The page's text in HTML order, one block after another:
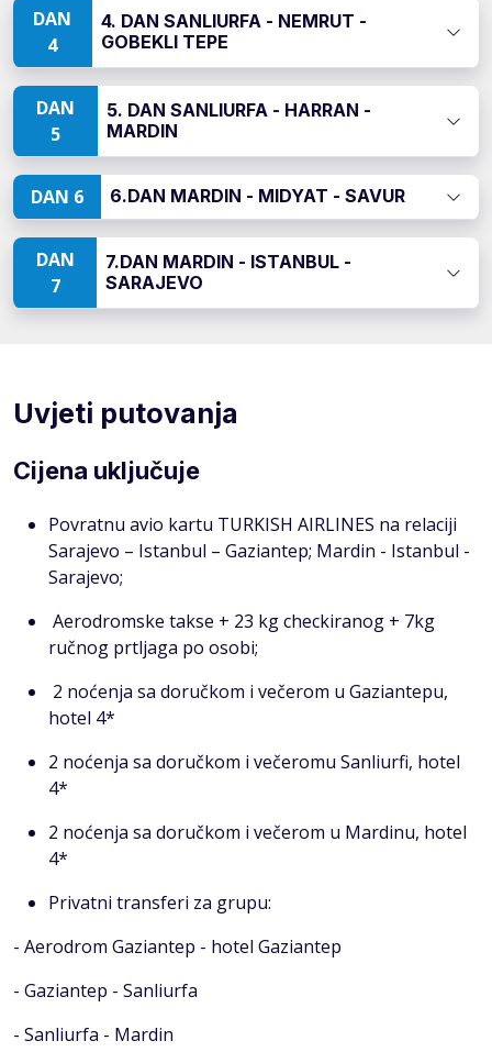
DAN
4
4. DAN SANLIURFA - NEMRUT -
GOBEKLI TEPE
DAN
5
5. DAN SANLIURFA - HARRAN -
MARDIN
DAN 6 6.DAN MARDIN - MIDYAT - SAVUR
DAN
7
7.DAN MARDIN - ISTANBUL -
SARAJEVO
Uvjeti putovanja
Cijena uključuje
Povratnu avio kartu TURKISH AIRLINES na relaciji
Sarajevo – Istanbul – Gaziantep; Mardin - Istanbul -
Sarajevo;
Aerodromske takse + 23 kg checkiranog + 7kg
ručnog prtljaga po osobi;
2 noćenja sa doručkom i večerom u Gaziantepu,
hotel 4*
2 noćenja sa doručkom i večeromu Sanliurfi, hotel
4*
2 noćenja sa doručkom i večerom u Mardinu, hotel
4*
Privatni transferi za grupu:
- Aerodrom Gaziantep - hotel Gaziantep
- Gaziantep - Sanliurfa
- Sanliurfa - Mardin